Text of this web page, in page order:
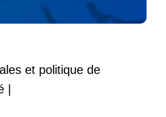
et politique de